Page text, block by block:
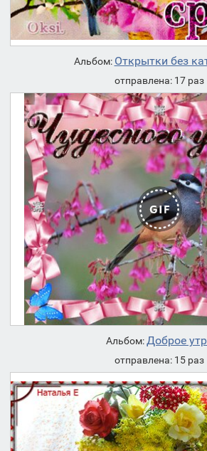
Альбом: Открытки без
отправлена: 17 раз
Альбом:Доброе
отправлена: 15 раз